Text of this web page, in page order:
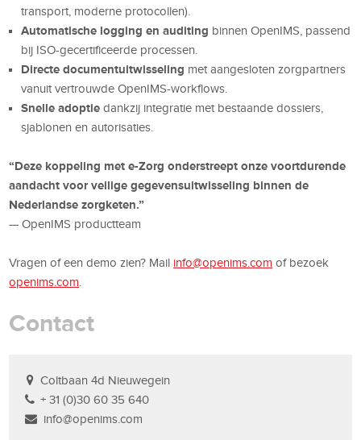
transport, moderne protocollen).
Automatische logging en auditing binnen OpenIMS, passend
bij ISO-gecertificeerde processen.
Directe documentuitwisseling met aangesloten zorgpartners
vanuit vertrouwde OpenIMS-workflows.
Snelle adoptie dankzij integratie met bestaande dossiers,
sjablonen en autorisaties.
“Deze koppeling met e-Zorg onderstreept onze voortdurende
aandacht voor veilige gegevensuitwisseling binnen de
Nederlandse zorgketen.”
— OpenIMS productteam
Vragen of een demo zien? Mail info@openims.com of bezoek
openims.com
Contact
Coltbaan 4d Nieuwegein
+ 31 (0)30 60 35 640
info@openims.com